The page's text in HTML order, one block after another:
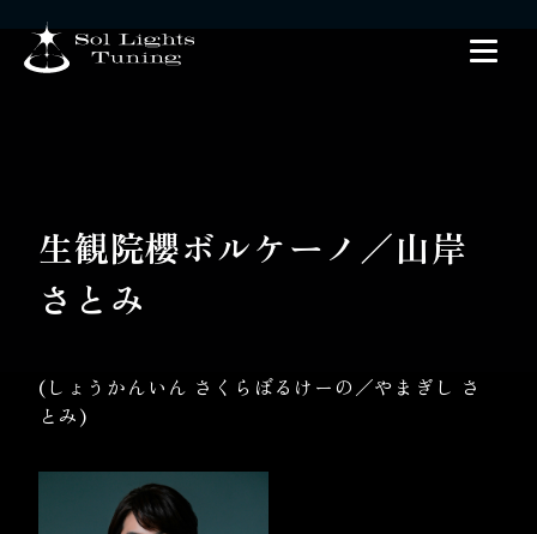
生観院櫻ボルケーノ／山岸
さとみ
(しょうかんいん さくらぼるけーの／やまぎし さ
とみ)